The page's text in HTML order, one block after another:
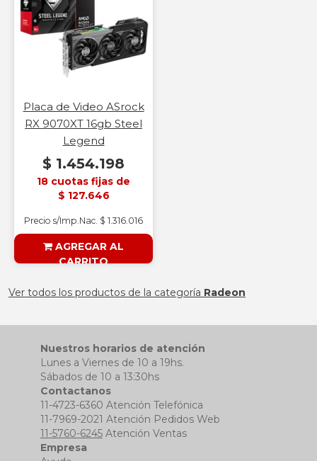
Placa de Video ASrock
RX 9070XT 16gb Steel
Legend
$ 1.454.198
18 cuotas fijas de
$ 127.646
Precio s/Imp.Nac. $ 1.316.016
AGREGAR AL
CARRITO
Ver todos los productos de la categoría Radeon
Nuestros horarios de atención
Lunes a Viernes de 10 a 19hs.
Sábados de 10 a 13:30hs
Contactanos
11-4723-6360 Atención Telefónica
11-7969-2021 Atención Pedidos Web
11-5760-6245Atención Ventas
Empresa